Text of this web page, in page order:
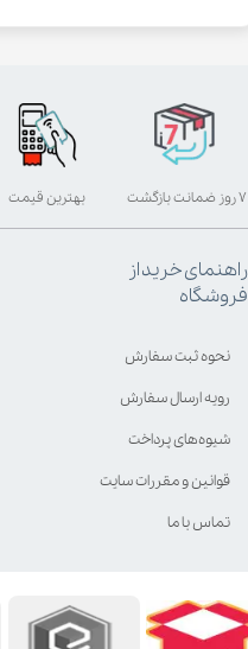
بهترین قیمت ۷ روز ضمانت بازگشت
راهنمای خرید از
فروشگاه
نحوه ثبت سفارش
رویه ارسال سفارش
شیوه‌های پرداخت
قوانین و مقررات سایت
تماس با ما